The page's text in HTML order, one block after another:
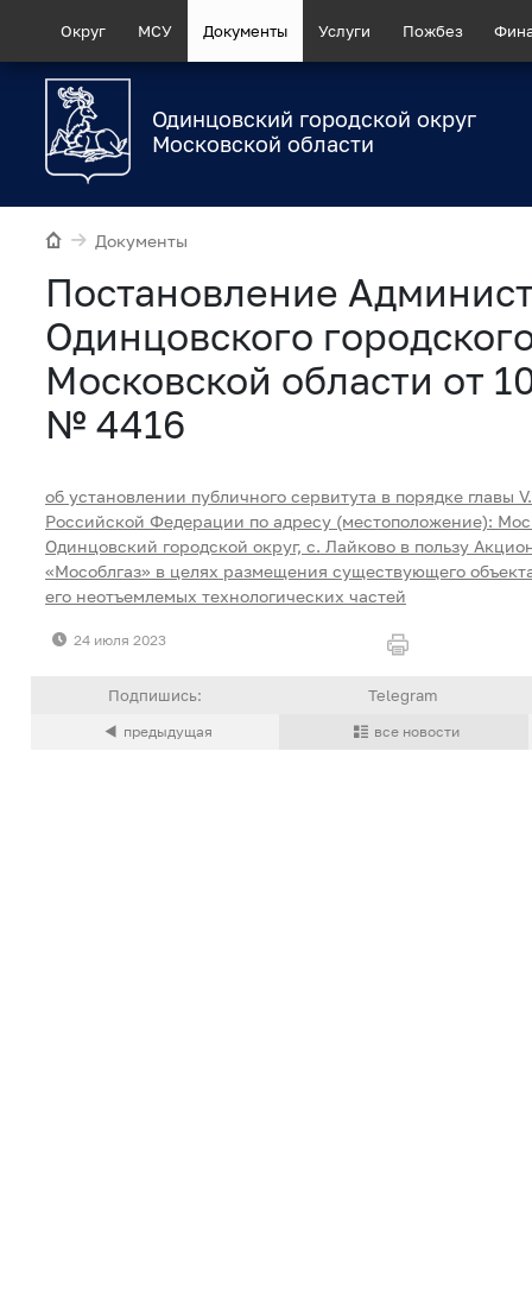
Округ МСУ Документы Услуги Пожбез
Одинцовский городской округ
Московской области
Документы
Постановление
Одинцовского
Московской области от
№ 4416
об установлении публичного сервитута в порядке главы
Российской Федерации по адресу (местоположение):
Одинцовский городской округ, с. Лайково в пользу
«Мособлгаз» в целях размещения существующего
его неотъемлемых технологических частей
24 июля 2023